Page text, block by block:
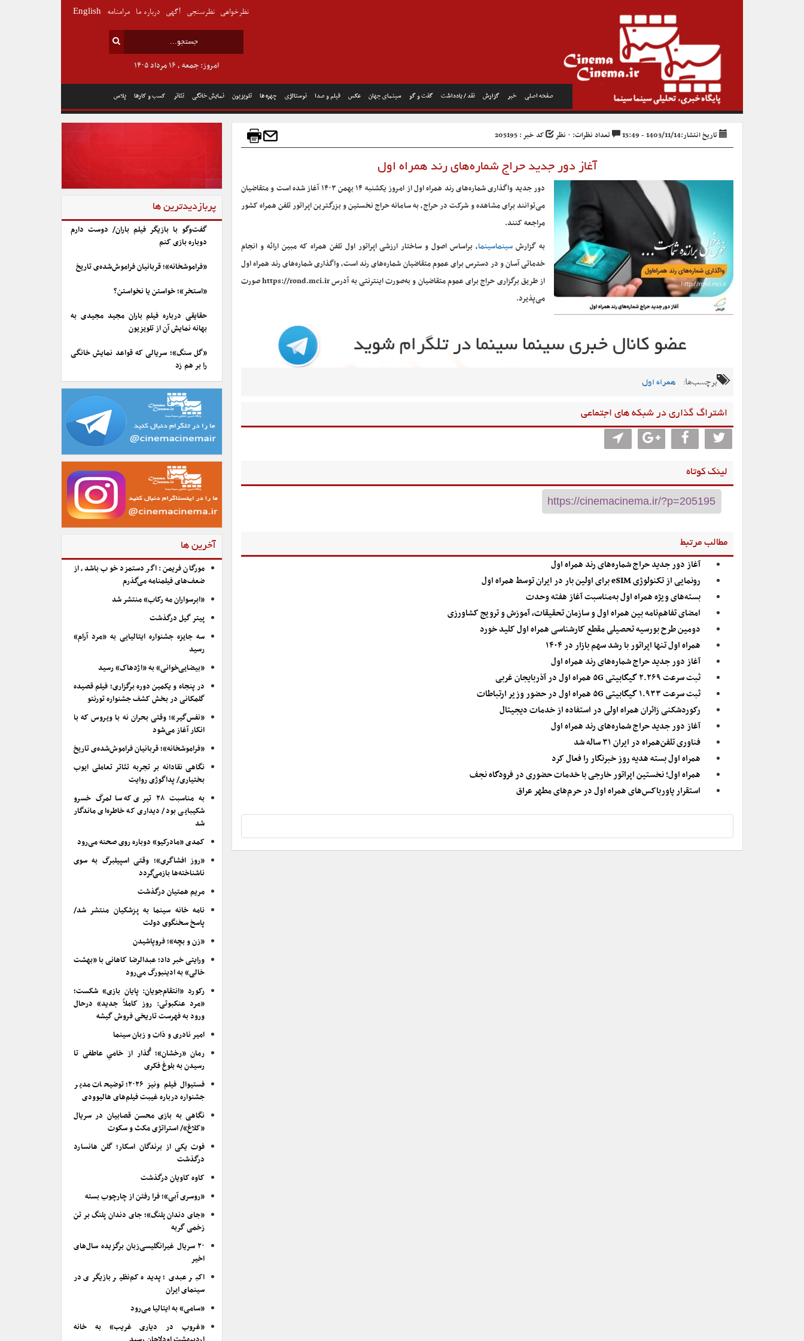
صفحه اصلی خبر گزارش نقد / یادداشت گفت و گو سینمای جهان عکس فیلم و صدا نوستالژی چهره ها تلویزیون نمایش خانگی تئاتر کسب و کارها پلاس
امروز: جمعه , ۱۶ مرداد ۱۴۰۵
نظرخواهی نظرسنجی آگهی درباره ما مرامنامه English
تاریخ انتشار:1403/11/14 - 15:49 تعداد نظرات: ۰ نظر کد خبر : 205195
آغاز دور جدید حراج شماره‌های رند همراه اول
دور جدید واگذاری شماره‌های رند همراه اول از امروز یکشنبه ۱۴ بهمن ۱۴۰۳ آغاز شده است و متقاضیان
می‌توانند برای مشاهده و شرکت در حراج، به سامانه حراج نخستین و بزرگترین اپراتور تلفن همراه کشور
مراجعه کنند.
به گزارش سینماسینما، براساس اصول و ساختار ارزشی اپراتور اول تلفن همراه که مبین ارائه و انجام
خدماتی آسان و در دسترس برای عموم متقاضیان شماره‌های رند است، واگذاری شماره‌های رند همراه اول
از طریق برگزاری حراج برای عموم متقاضیان و به‌صورت اینترنتی به آدرس https://rond.mci.ir صورت
می‌پذیرد.
برچسب‌ها: همراه اول
اشتراگ گذاری در شبکه های اجتماعی
لینک کوتاه
مطالب مرتبط
آغاز دور جدید حراج شماره‌های رند همراه اول
رونمایی از تکنولوژی eSIM برای اولین بار در ایران توسط همراه اول
بسته‌های ویژه همراه اول به‌مناسبت آغاز هفته وحدت
امضای تفاهم‌نامه بین‌ همراه اول و سازمان تحقیقات، آموزش و ترویج کشاورزی
دومین طرح بورسیه تحصیلی مقطع کارشناسی همراه اول کلید خورد
همراه اول تنها اپراتور با رشد سهم بازار در ۱۴۰۴
آغاز دور جدید حراج شماره‌های رند همراه اول
ثبت سرعت ۲.۲۶۹ گیگابیتی ۵G همراه اول در آذربایجان غربی
ثبت سرعت ۱.۹۳۳ گیگابیتی ۵G همراه اول در حضور وزیر ارتباطات
رکوردشکنی زائران همراه اولی در استفاده از خدمات دیجیتال
آغاز دور جدید حراج شماره‌های رند همراه اول
فناوری تلفن‌همراه در ایران ۳۱ ساله شد
همراه اول بسته هدیه روز خبرنگار را فعال کرد
همراه اول؛ نخستین اپراتور خارجی با خدمات حضوری در فرودگاه نجف
استقرار پاورباکس‌های همراه اول در حرم‌های مطهر عراق
پربازدیدترین ها
گفت‌وگو با بازیگر فیلم باران/ دوست دارم
دوباره بازی کنم
«فراموشخانه»؛ قربانیان فراموش‌شده‌ی تاریخ
«استخر»؛ خواستن یا نخواستن؟
حقایقی درباره فیلم باران مجید مجیدی به
بهانه نمایش آن از تلویزیون
«گل سنگ»؛ سریالی که قواعد نمایش خانگی
را بر هم زد
آخرین ها
مورگان فریمن: اگر دستمزد خوب باشد، از
ضعف‌های فیلمنامه می‌گذرم
«ابرسواران مه رکاب» منتشر شد
پیتر گیل درگذشت
سه جایزه جشنواره ایتالیایی به «مرد آرام»
رسید
«بیضایی‌خوانی» به «اژدهاک» رسید
در پنجاه و یکمین دوره برگزاری؛ فیلم قصیده
گلمکانی در بخش کشف جشنواره تورنتو
«نفس‌گیر»؛ وقتی بحران نه با ویروس که با
انکار آغاز می‌شود
«فراموشخانه»؛ قربانیان فراموش‌شده‌ی تاریخ
نگاهی نقادانه بر تجربه تئاتر تعاملی ایوب
بختیاری/ پداگوژی روایت
به مناسبت ۲۸ تیری که سالمرگ خسرو
شکیبایی بود/ دیداری که خاطره‌ای ماندگار
شد
کمدی «مادرکیو» دوباره روی صحنه می‌رود
«روز افشاگری»؛ وقتی اسپیلبرگ به سوی
ناشناخته‌ها بازمی‌گردد
مریم همتیان درگذشت
نامه خانه سینما به پزشکیان منتشر شد/
پاسخ سخنگوی دولت
«زن و بچه»؛ فروپاشیدن
ورایتی خبر داد؛ عبدالرضا کاهانی با «بهشت
خالی» به ادینبورگ می‌رود
رکورد «انتقام‌جویان: پایان بازی» شکست؛
«مرد عنکبوتی: روز کاملاً جدید» درحال
ورود به فهرست تاریخی فروش گیشه
امیر نادری و ذات و زبان سینما
رمان «رخشان»؛ گُذار از خامیِ عاطفی تا
رسیدن به بلوغ فکری
فستیوال فیلم ونیز ۲۰۲۶؛ توضیحات مدیر
جشنواره درباره غیبت فیلم‌های هالیوودی
نگاهی به بازی محسن قصابیان در سریال
«کلاغ»/ استراتژی مکث و سکوت
فوت یکی از برندگان اسکار؛ گلن هانسارد
درگذشت
کاوه کاویان درگذشت
«روسری آبی»؛ فرا رفتن از چارچوب بسته
«جای دندان پلنگ»؛ جای دندان پلنگ بر تن
زخمی گربه
۲۰ سریال غیرانگلیسی‌زبان برگزیده سال‌های
اخیر
اکبر عبدی؛ پدیده کم‌نظیر بازیگری در
سینمای ایران
«سامی» به ایتالیا می‌رود
«غروب در دیاری غریب» به خانه